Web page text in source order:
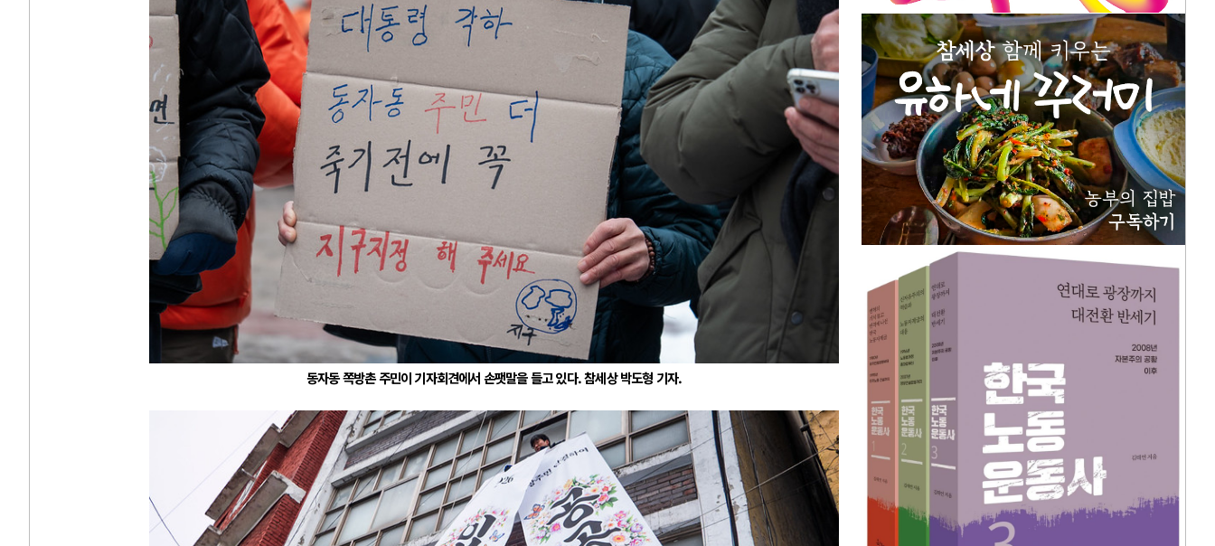
동자동 쪽방촌 주민이 기자회견에서 손팻말을 들고 있다. 참세상 박도형 기자.